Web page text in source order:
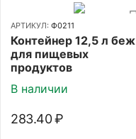
АРТИКУЛ: Ф0211
Контейнер 12,5 л беж
для пищевых
продуктов
В наличии
283.40₽